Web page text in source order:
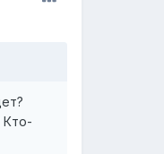
Кто-